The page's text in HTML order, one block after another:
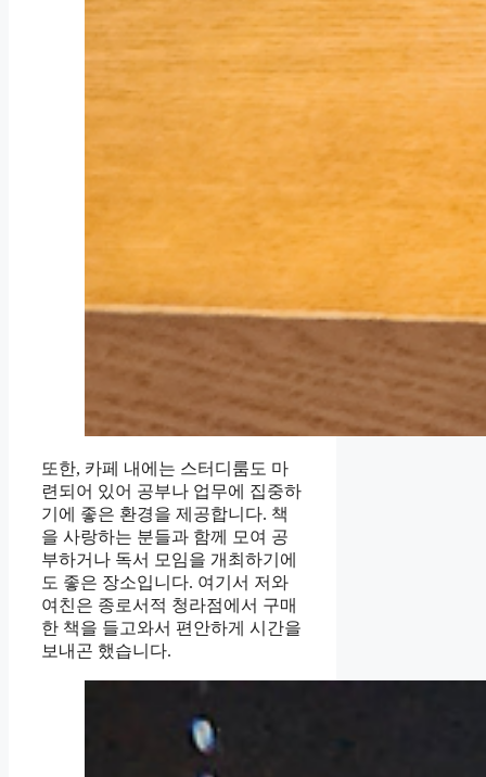
또한, 카페 내에는 스터디룸도 마
련되어 있어 공부나 업무에 집중하
기에 좋은 환경을 제공합니다. 책
을 사랑하는 분들과 함께 모여 공
부하거나 독서 모임을 개최하기에
도 좋은 장소입니다. 여기서 저와
여친은 종로서적 청라점에서 구매
한 책을 들고와서 편안하게 시간을
보내곤 했습니다.